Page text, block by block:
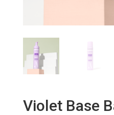
Violet Base